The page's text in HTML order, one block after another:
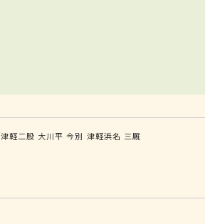
津軽二股 大川平 今別 津軽浜名 三厩